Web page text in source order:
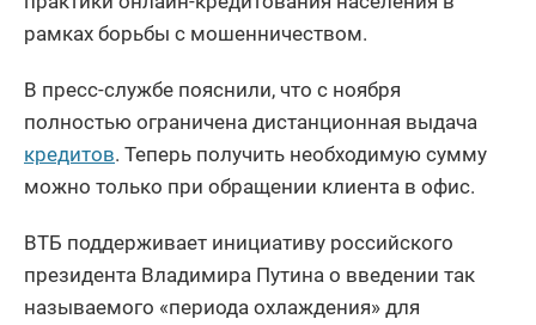
рамках борьбы с мошенничеством.
В пресс-службе пояснили, что с ноября
полностью ограничена дистанционная выдача
кредитов. Теперь получить необходимую сумму
можно только при обращении клиента в офис.
ВТБ поддерживает инициативу российского
президента Владимира Путина о введении так
называемого «периода охлаждения» для